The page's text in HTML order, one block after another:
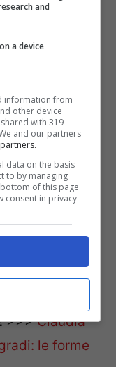
e fa
suo look è da
che
e il
. Il
le dona
sono stati
>>>Claudia
le forme
and
a device
information from
other device
with 319
and our partners
data on the basis
to by managing
of this page
consent in privacy